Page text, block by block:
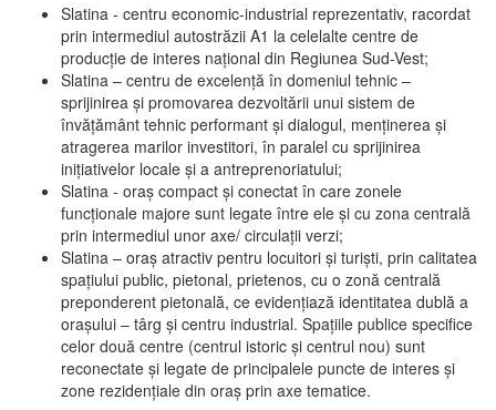
Slatina - centru economic-industrial reprezentativ, racordat
prin intermediul autostrăzii A1 la celelalte centre de
producţie de interes naţional din Regiunea Sud-Vest;
Slatina – centru de excelenţă în domeniul tehnic –
sprijinirea şi promovarea dezvoltării unui sistem de
învăţământ tehnic performant şi dialogul, menţinerea şi
atragerea marilor investitori, în paralel cu sprijinirea
iniţiativelor locale şi a antreprenoriatului;
Slatina - oraş compact şi conectat în care zonele
funcţionale majore sunt legate între ele şi cu zona centrală
prin intermediul unor axe/ circulații verzi;
Slatina – oraş atractiv pentru locuitori şi turişti, prin calitatea
spaţiului public, pietonal, prietenos, cu o zonă centrală
preponderent pietonală, ce evidenţiază identitatea dublă a
oraşului – târg şi centru industrial. Spaţiile publice specifice
celor două centre (centrul istoric şi centrul nou) sunt
reconectate şi legate de principalele puncte de interes şi
zone rezidenţiale din oraş prin axe tematice.